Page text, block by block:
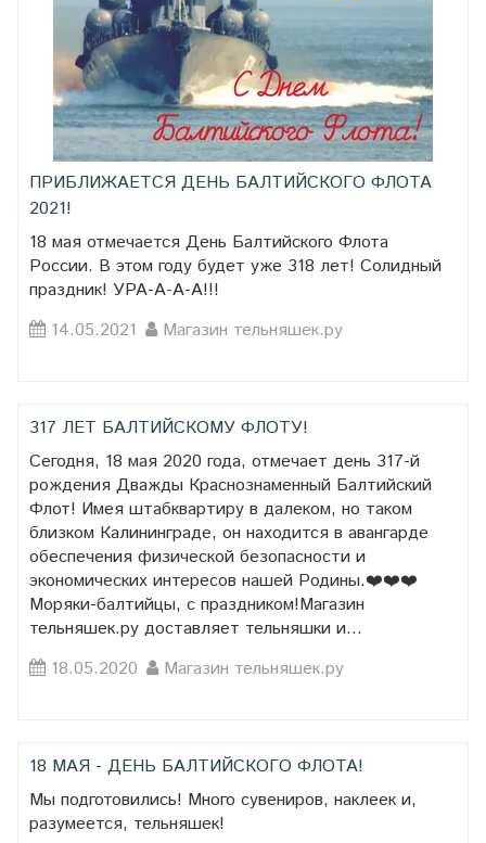
ПРИБЛИЖАЕТСЯ ДЕНЬ БАЛТИЙСКОГО ФЛОТА
2021!
18 мая отмечается День Балтийского Флота
России. В этом году будет уже 318 лет! Солидный
праздник! УРА-А-А-А!!!
14.05.2021
Магазин тельняшек.ру
317 ЛЕТ БАЛТИЙСКОМУ ФЛОТУ!
Сегодня, 18 мая 2020 года, отмечает день 317-й
рождения Дважды Краснознаменный Балтийский
Флот! Имея штабквартиру в далеком, но таком
близком Калининграде, он находится в авангарде
обеспечения физической безопасности и
экономических интересов нашей Родины.❤️❤️❤️
Моряки-балтийцы, с праздником!Магазин
тельняшек.ру доставляет тельняшки и...
18.05.2020
Магазин тельняшек.ру
18 МАЯ - ДЕНЬ БАЛТИЙСКОГО ФЛОТА!
Мы подготовились! Много сувениров, наклеек и,
разумеется, тельняшек!